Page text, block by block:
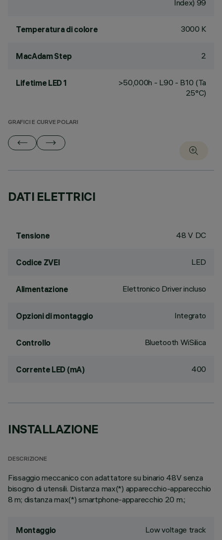
Index) 99
Temperatura di colore 3000 K
MacAdam Step 2
Lifetime LED 1
>50,000h - L90 - B10 (Ta
25°C)
GRAFICI E CURVE POLARI
DATI ELETTRICI
Tensione 48 V DC
Codice ZVEI LED
Alimentazione Elettronico Driver incluso
Opzioni di montaggio Integrato
Controllo Bluetooth WiSilica
Corrente LED (mA) 400
INSTALLAZIONE
DESCRIZIONE
Fissaggio meccanico con adattatore su binario 48V senza
bisogno di utensili. Distanza max(*) apparecchio-apparecchio
8 m; distanza max(*) smartphone-apparecchio 20 m.;
Montaggio Low voltage track